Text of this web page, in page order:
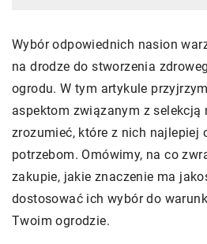
Wybór odpowiednich nasion
na drodze do stworzenia
ogrodu. W tym artykule
aspektom związanym z selekcją
zrozumieć, które z nich najlepiej
potrzebom. Omówimy, na co
zakupie, jakie znaczenie ma
dostosować ich wybór do
Twoim ogrodzie.